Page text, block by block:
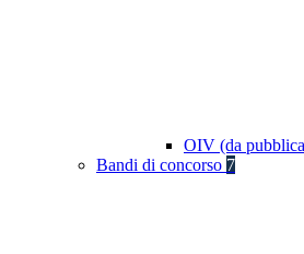
OIV (da
Bandi di concorso 7